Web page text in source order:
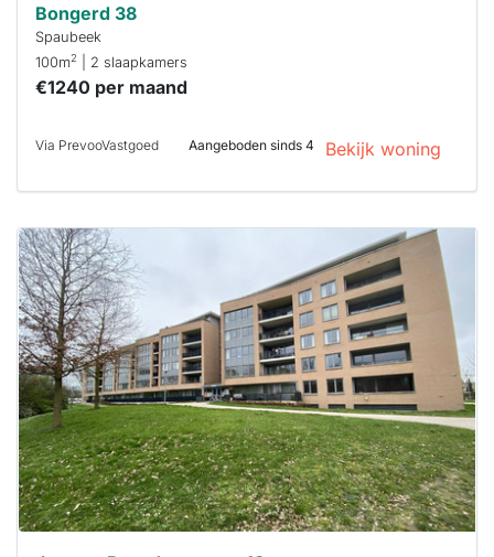
Bongerd 38
Spaubeek
100m2 | 2 slaapkamers
€1240 per maand
Via PrevooVastgoed Aangeboden sinds 4 Bekijk woning
Deze woning
is
waarschijnlijk
al verhuurd
Om kans te
maken moet je
binnen 15
minuten
reageren.
Stekkies helpt
je hierbij!